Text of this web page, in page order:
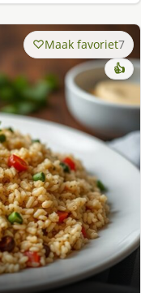
Maak favoriet7
👍